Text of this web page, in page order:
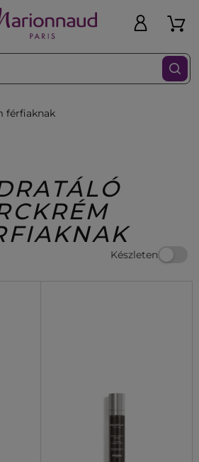
Beauty Promotions
férfiaknak
Készleten
Szűrő